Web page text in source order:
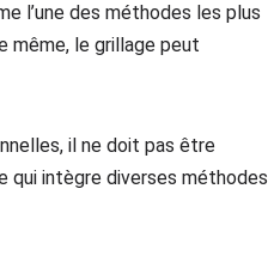
l’une des méthodes les plus
même, le grillage peut
il ne doit pas être
qui intègre diverses méthodes